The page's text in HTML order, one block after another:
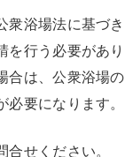
衆浴場法に基づ
を行う必要があ
合は、公衆浴場
必要になります。
せください。